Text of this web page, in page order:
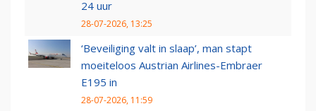
24 uur
28-07-2026, 13:25
‘Beveiliging valt in slaap’, man stapt
moeiteloos Austrian Airlines-Embraer
E195 in
28-07-2026, 11:59